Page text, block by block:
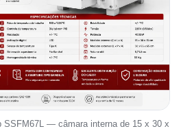
SSFM67L — câmara interna de 15 x 30 x